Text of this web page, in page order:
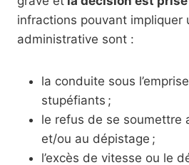
infractions pouvant impliquer
administrative sont :
la conduite sous
stupéfiants ;
le refus de se soumettre
et/ou au dépistage ;
l’excès de vitesse ou le